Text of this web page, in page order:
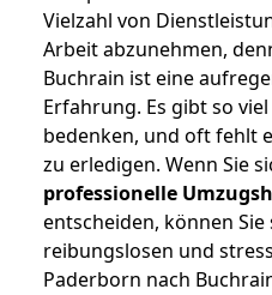
Vielzahl von
Arbeit abzunehmen,
Buchrain ist eine
Erfahrung. Es gibt so viel
bedenken, und oft fehlt
zu erledigen. Wenn Sie
professionelle
entscheiden, können Sie
reibungslosen und
Paderborn nach